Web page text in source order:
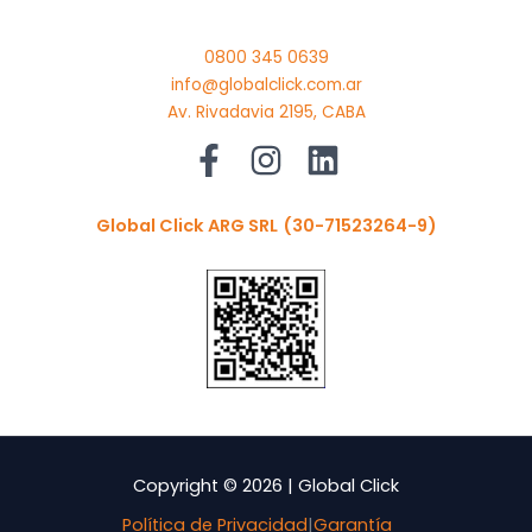
0800 345 0639
info@globalclick.com.ar
Av. Rivadavia 2195, CABA
Global Click ARG SRL (30-71523264-9)
Copyright © 2026 | Global Click
Política de Privacidad|Garantía